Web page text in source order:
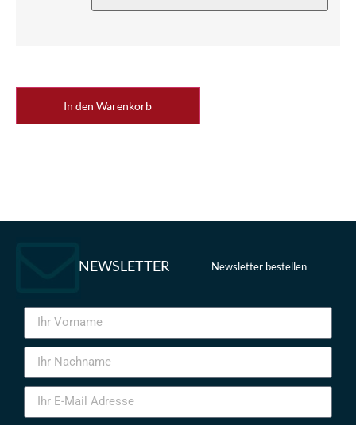
In den Warenkorb
NEWSLETTER Newsletter bestellen